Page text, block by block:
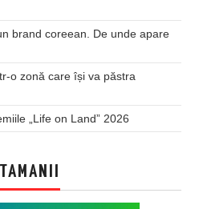
brand coreean. De unde apare
o zonă care își va păstra
„Life on Land” 2026